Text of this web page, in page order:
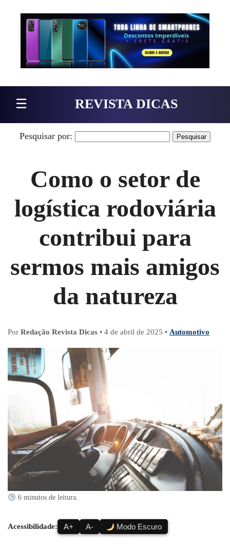
Pular para o conteúdo
☰ REVISTA DICAS
Pesquisar por:
Como o setor de
logística rodoviária
contribui para
sermos mais amigos
da natureza
Por Redação Revista Dicas • 4 de abril de 2025 • Automotivo
6 minutos de leitura.
Acessibilidade: A+ A- Modo Escuro